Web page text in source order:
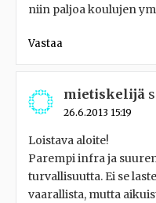
niin paljoa koulujen
Vastaa
mietiskelijä
26.6.2013 15:19
Loistava aloite!
Parempi infra ja
turvallisuutta. Ei se
vaarallista, mutta